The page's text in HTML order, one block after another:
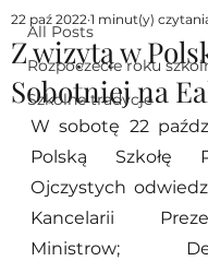
All Posts
Rozpoczecie roku
Szkolne tradycje
Z wizytą w
Sobotniej na
22 paź 2022 1 minut(y)
W sobotę 22
Polską Szkołę
Ojczystych
Kancelarii
Ministrow;